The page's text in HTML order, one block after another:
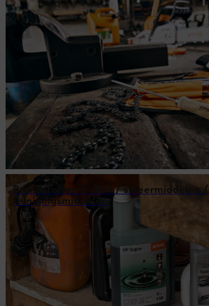
Brandstoffen / oliën / smeermiddelen /
reinigingsmiddelen